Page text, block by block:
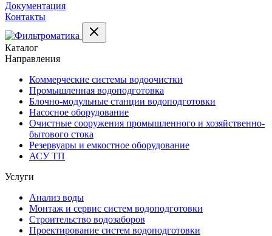
Документация
Контакты
Каталог
Направления
Коммерческие системы водоочистки
Промышленная водоподготовка
Блочно-модульные станции водоподготовки
Насосное оборудование
Очистные сооружения промышленного и хозяйственно-
бытового стока
Резервуары и емкостное оборудование
АСУ ТП
Услуги
Анализ воды
Монтаж и сервис систем водоподготовки
Строительство водозаборов
Проектирование систем водоподготовки